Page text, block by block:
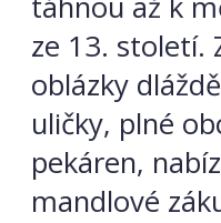
ze 13. století.
oblázky
uličky, plné
pekáren,
mandlové